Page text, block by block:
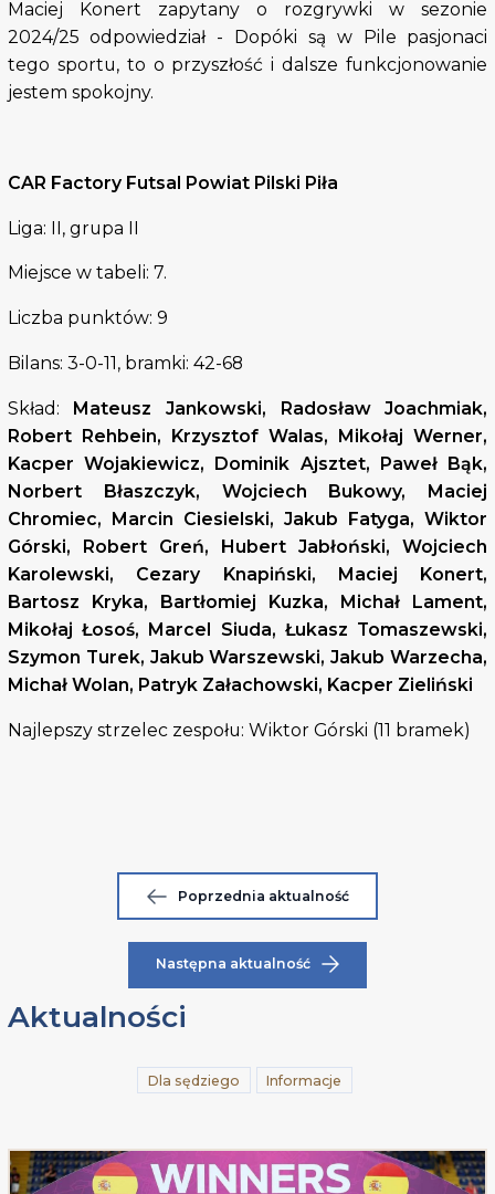
Maciej Konert zapytany o rozgrywki w sezonie
2024/25 odpowiedział - Dopóki są w Pile pasjonaci
tego sportu, to o przyszłość i dalsze funkcjonowanie
jestem spokojny.
CAR Factory Futsal Powiat Pilski Piła
Liga: II, grupa II
Miejsce w tabeli: 7.
Liczba punktów: 9
Bilans: 3-0-11, bramki: 42-68
Skład: Mateusz Jankowski, Radosław Joachmiak,
Robert Rehbein, Krzysztof Walas, Mikołaj Werner,
Kacper Wojakiewicz, Dominik Ajsztet, Paweł Bąk,
Norbert Błaszczyk, Wojciech Bukowy, Maciej
Chromiec, Marcin Ciesielski, Jakub Fatyga, Wiktor
Górski, Robert Greń, Hubert Jabłoński, Wojciech
Karolewski, Cezary Knapiński, Maciej Konert,
Bartosz Kryka, Bartłomiej Kuzka, Michał Lament,
Mikołaj Łosoś, Marcel Siuda, Łukasz Tomaszewski,
Szymon Turek, Jakub Warszewski, Jakub Warzecha,
Michał Wolan, Patryk Załachowski, Kacper Zieliński
Najlepszy strzelec zespołu: Wiktor Górski (11 bramek)
Poprzednia aktualność
Następna aktualność
Aktualności
Dla sędziego Informacje